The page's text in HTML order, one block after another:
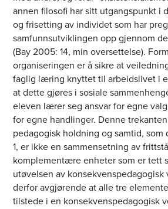
annen filosofi har sitt utgangspunkt i
og frisetting av individet som har
samfunnsutviklingen opp gjennom
(Bay 2005: 14, min oversettelse).
organiseringen er å sikre at
faglig læring knyttet til arbeidslivet i
at dette gjøres i sosiale
eleven lærer seg ansvar for egne
for egne handlinger. Denne
pedagogisk holdning og samtid, som
1, er ikke en sammensetning av
komplementære enheter som er tett
utøvelsen av
derfor avgjørende at alle tre
tilstede i en konsekvenspedagogisk